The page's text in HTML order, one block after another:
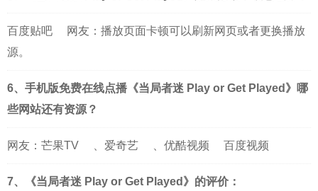
百度贴吧
网友：播放页面卡顿可以刷新网页或者更换播放
源。
6、手机版免费在线点播《当局者迷 Play or Get Played》哪
些网站还有资源？
网友： 芒果TV 爱奇艺 优酷视频 百度视频
7、《当局者迷 Play or Get Played》的评价：